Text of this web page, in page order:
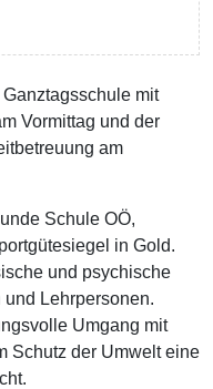
mit
Vormittag und der
am
Schule OÖ,
in Gold.
und psychische
Lehrpersonen.
Umgang mit
Schutz der Umwelt eine